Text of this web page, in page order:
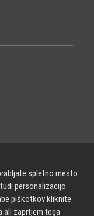
spletno mesto
personalizacijo
piškotkov kliknite
ali zaprtjem tega
pridržane.